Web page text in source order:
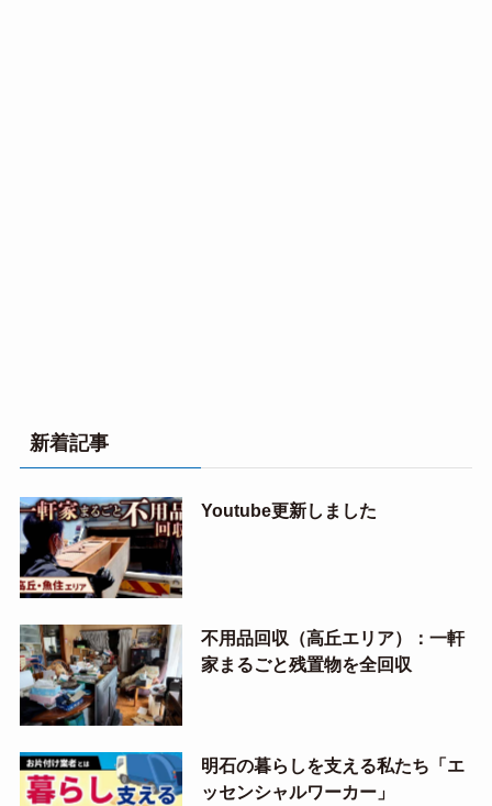
新着記事
Youtube更新しました
不用品回収（高丘エリア）：一軒
家まるごと残置物を全回収
明石の暮らしを支える私たち「エ
ッセンシャルワーカー」